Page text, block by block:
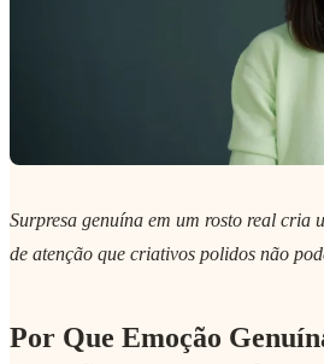
Surpresa genuína em um rosto real cria
de atenção que criativos polidos não
Por Que Emoção